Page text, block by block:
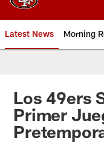
Latest News Morning
Los 49ers
Primer